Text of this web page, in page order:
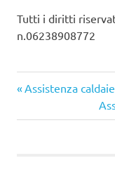
Tutti i diritti
n.06238908772
articoli
Articolo
Assistenza